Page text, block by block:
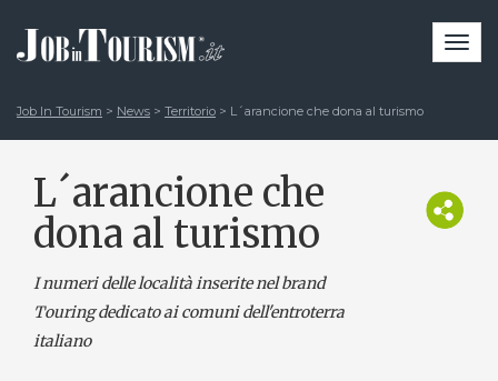
Job In Tourism > News > Territorio > L´arancione che dona al turismo
L´arancione che
dona al turismo
I numeri delle località inserite nel brand
Touring dedicato ai comuni dell'entroterra
italiano